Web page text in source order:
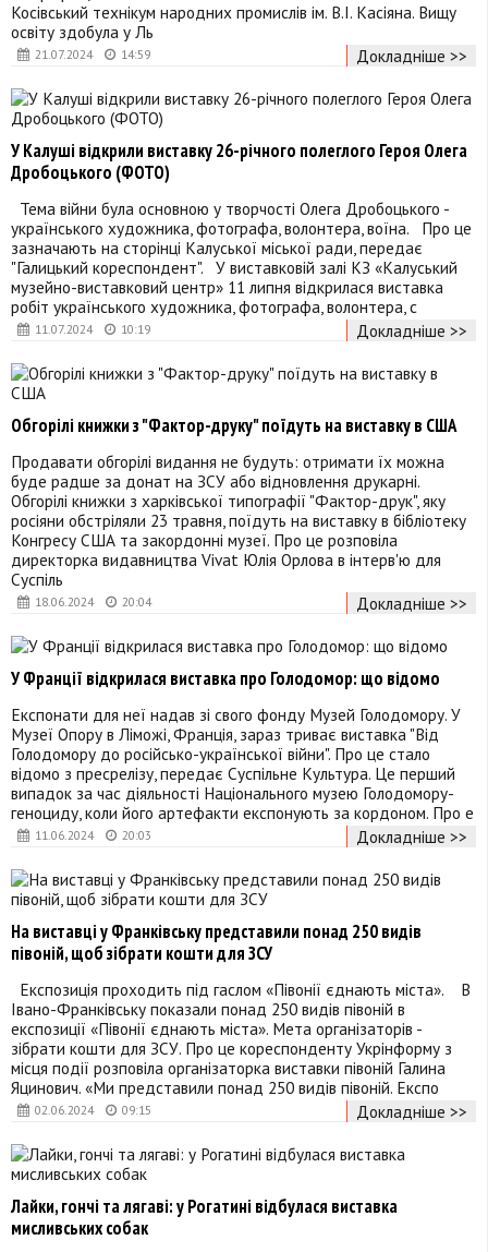
21.07.2024 14:59
Косівський технікум народних промислів ім. В.І. Касіяна. Вищу
освіту здобула у Ль
Докладніше >>
11.07.2024 10:19
У Калуші відкрили виставку 26-річного полеглого Героя Олега
Дробоцького (ФОТО)
Тема війни була основною у творчості Олега Дробоцького -
українського художника, фотографа, волонтера, воїна. Про це
зазначають на сторінці Калуської міської ради, передає
"Галицький кореспондент". У виставковій залі КЗ «Калуський
музейно-виставковий центр» 11 липня відкрилася виставка
робіт українського художника, фотографа, волонтера, с
Докладніше >>
18.06.2024 20:04
Обгорілі книжки з "Фактор-друку" поїдуть на виставку в США
Продавати обгорілі видання не будуть: отримати їх можна
буде радше за донат на ЗСУ або відновлення друкарні.
Обгорілі книжки з харківської типографії "Фактор-друк", яку
росіяни обстріляли 23 травня, поїдуть на виставку в бібліотеку
Конгресу США та закордонні музеї. Про це розповіла
директорка видавництва Vivat Юлія Орлова в інтерв'ю для
Суспіль
Докладніше >>
11.06.2024 20:03
У Франції відкрилася виставка про Голодомор: що відомо
Експонати для неї надав зі свого фонду Музей Голодомору. У
Музеї Опору в Ліможі, Франція, зараз триває виставка "Від
Голодомору до російсько-української війни". Про це стало
відомо з пресрелізу, передає Суспільне Культура. Це перший
випадок за час діяльності Національного музею Голодомору-
геноциду, коли його артефакти експонують за кордоном. Про е
Докладніше >>
02.06.2024 09:15
На виставці у Франківську представили понад 250 видів
півоній, щоб зібрати кошти для ЗСУ
Експозиція проходить під гаслом «Півонії єднають міста». В
Івано-Франківську показали понад 250 видів півоній в
експозиції «Півонії єднають міста». Мета організаторів -
зібрати кошти для ЗСУ. Про це кореспонденту Укрінформу з
місця події розповіла організаторка виставки півоній Галина
Яцинович. «Ми представили понад 250 видів півоній. Експо
Докладніше >>
Лайки, гончі та лягаві: у Рогатині відбулася виставка
мисливських собак